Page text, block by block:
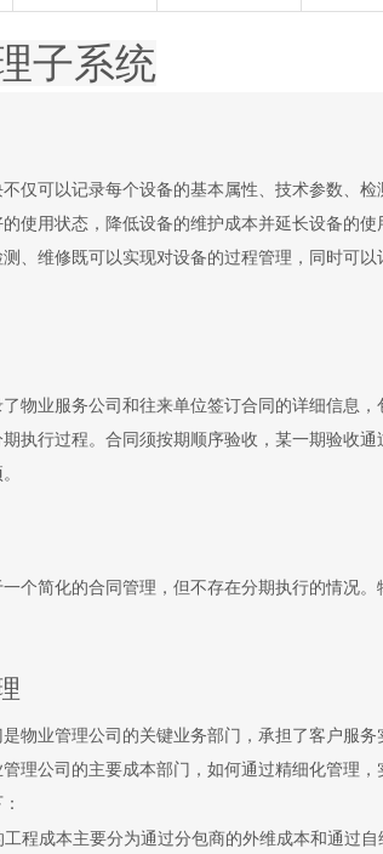
子系统
仅可以记录每个设备的基本属性、技术参数、
使用状态，降低设备的维护成本并延长设备的使
、维修既可以实现对设备的过程管理，同时可
物业服务公司和往来单位签订合同的详细信息
执行过程。合同须按期顺序验收，某一期验收
个简化的合同管理，但不存在分期执行的情况
物业管理公司的关键业务部门，承担了客户服
理公司的主要成本部门，如何通过精细化管理
程成本主要分为通过分包商的外维成本和通过